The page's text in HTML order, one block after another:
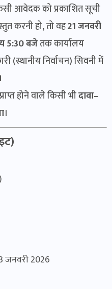
आवेदक को प्रकाशित सूची
करनी हो, तो वह21 जनवरी
5:30 बजेतक कार्यालय
(स्थानीय निर्वाचन) सिवनी में
प्राप्त होने वाले किसी भीदावा–
।
जनवरी 2026